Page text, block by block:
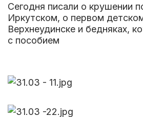
Сегодня писали о крушении
Иркутском, о первом
Верхнеудинске и бедняках,
с пособием